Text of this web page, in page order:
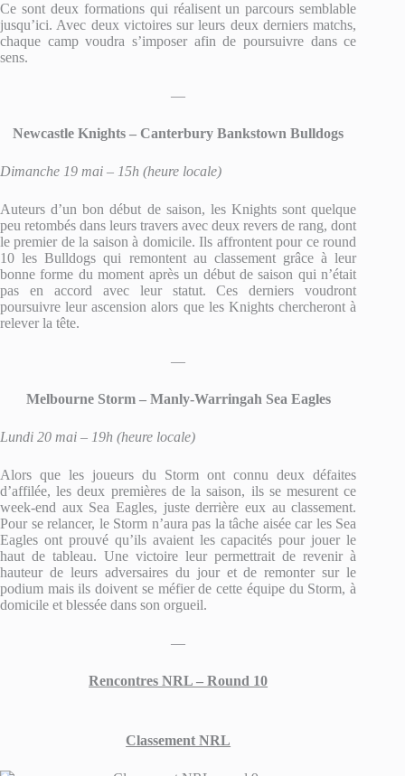
Ce sont deux formations qui réalisent un parcours semblable
jusqu’ici. Avec deux victoires sur leurs deux derniers matchs,
chaque camp voudra s’imposer afin de poursuivre dans ce
sens.
—
Newcastle Knights – Canterbury Bankstown Bulldogs
Dimanche 19 mai – 15h (heure locale)
Auteurs d’un bon début de saison, les Knights sont quelque
peu retombés dans leurs travers avec deux revers de rang, dont
le premier de la saison à domicile. Ils affrontent pour ce round
10 les Bulldogs qui remontent au classement grâce à leur
bonne forme du moment après un début de saison qui n’était
pas en accord avec leur statut. Ces derniers voudront
poursuivre leur ascension alors que les Knights chercheront à
relever la tête.
—
Melbourne Storm – Manly-Warringah Sea Eagles
Lundi 20 mai – 19h (heure locale)
Alors que les joueurs du Storm ont connu deux défaites
d’affilée, les deux premières de la saison, ils se mesurent ce
week-end aux Sea Eagles, juste derrière eux au classement.
Pour se relancer, le Storm n’aura pas la tâche aisée car les Sea
Eagles ont prouvé qu’ils avaient les capacités pour jouer le
haut de tableau. Une victoire leur permettrait de revenir à
hauteur de leurs adversaires du jour et de remonter sur le
podium mais ils doivent se méfier de cette équipe du Storm, à
domicile et blessée dans son orgueil.
—
Rencontres NRL – Round 10
Classement NRL